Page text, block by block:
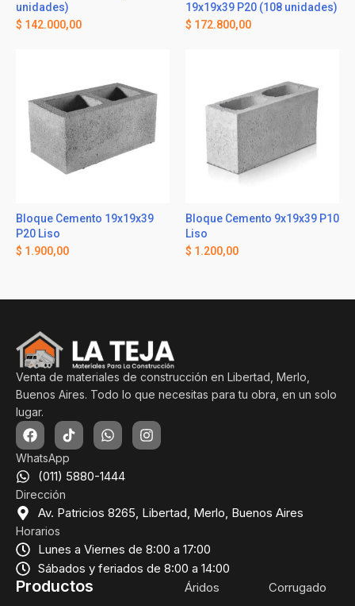
unidades)
$ 142.000,00
19x19x39 P20 (108 unidades)
$ 172.800,00
Bloque Cemento 19x19x39
P20 Liso
$ 1.900,00
Bloque Cemento 9x19x39 P10
Liso
$ 1.200,00
Venta de materiales de construcción en Libertad, Merlo,
Buenos Aires. Todo lo que necesitas para tu obra, en un solo
lugar.
WhatsApp
(011) 5880-1444
Dirección
Av. Patricios 8265, Libertad, Merlo, Buenos Aires
Horarios
Lunes a Viernes de 8:00 a 17:00
Sábados y feriados de 8:00 a 14:00
Productos
Áridos
Corrugado